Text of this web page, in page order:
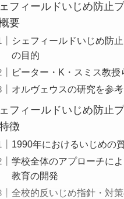
フィールドいじめ防止
要
シェフィールドいじめ防
の目的
ピーター・K・スミス教授
オルヴェウスの研究を参
フィールドいじめ防止
徴
1990年におけるいじめの
学校全体のアプローチに
教育の開発
全校的反いじめ指針・対